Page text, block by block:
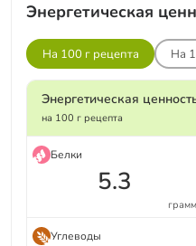
Энергетическая
На 100 г рецепта На 1
Энергетическая
на 100 г рецепта
Белки
5.3
грамм
Углеводы